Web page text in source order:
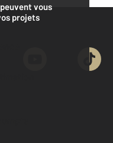
vous
projets